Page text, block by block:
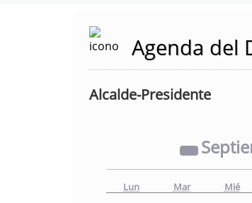
Agenda del
Alcalde-Presidente
Lun Mar Mié